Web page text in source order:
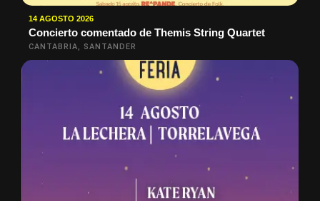
14 AGOSTO 2026
Concierto comentado de Themis String Quartet
CANTABRIA, SANTANDER